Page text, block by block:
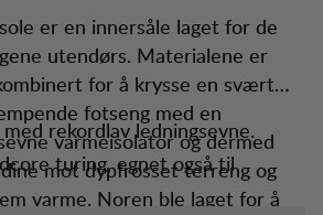
er en innersåle laget for de
utendørs. Materialene er
for å krysse en svært
fotseng med en
varmeisolator og dermed
mot dypfrosset terreng og
varme. Noren ble laget for å
rekordlav ledningsevne.
turing, egnet også til